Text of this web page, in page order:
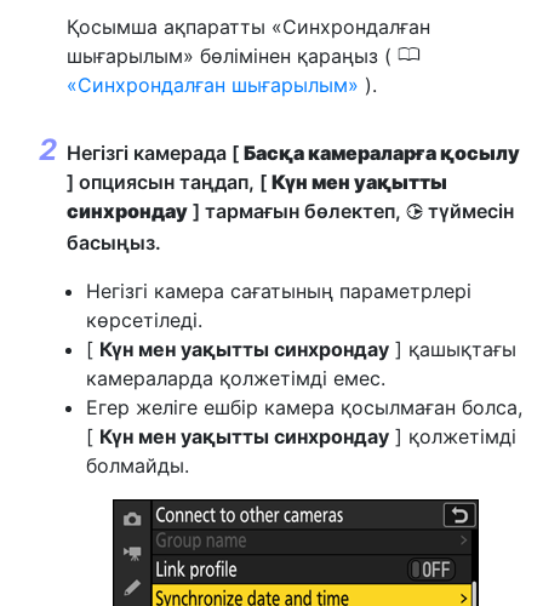
Қосымша ақпаратты «Синхрондалған
шығарылым» бөлімінен қараңыз ( 0
Синхрондалған шығарылым ).
Негізгі камерада [ Басқа камераларға қосылу
] опциясын таңдап, [ Күн мен уақытты
синхрондау ] тармағын бөлектеп, 2 түймесін
басыңыз.
Негізгі камера сағатының параметрлері
көрсетіледі.
[ Күн мен уақытты синхрондау ] қашықтағы
камераларда қолжетімді емес.
Егер желіге ешбір камера қосылмаған болса,
[ Күн мен уақытты синхрондау ] қолжетімді
болмайды.